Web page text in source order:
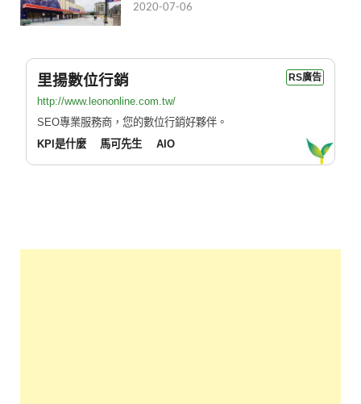
2020-07-06
里揚數位行銷 RS廣告
http://www.leononline.com.tw/
SEO專業服務商，您的數位行銷好夥伴。
KPI是什麼
馬可先生 AIO